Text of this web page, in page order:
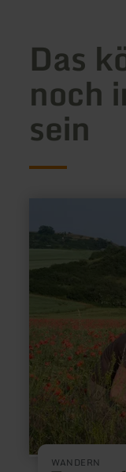
Das
noch
sein
WANDERN
zu:
Traumpfad
Schieferpfad